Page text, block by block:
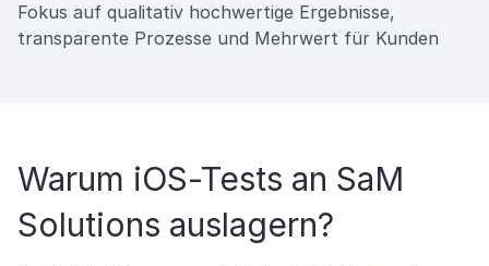
Fokus auf qualitativ hochwertige Ergebnisse,
transparente Prozesse und Mehrwert für Kunden
Warum iOS-Tests an SaM
Solutions auslagern?